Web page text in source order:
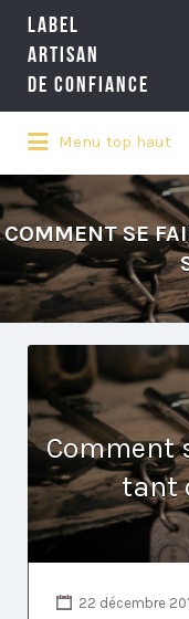
LABEL
ARTISAN
DE CONFIANCE
LA
DE
Rechercher:
Menu top haut
COMMENT SE
Comment
tant
22 décembre